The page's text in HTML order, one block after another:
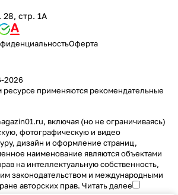
28, стр. 1А
Оферта
2026
применяются рекомендательные
включая (но не ограничиваясь)
фотографическую и видео
дизайн и оформление страниц,
наименование являются объектами
на интеллектуальную собственность,
законодательством и международными
авторских прав. Читать далее